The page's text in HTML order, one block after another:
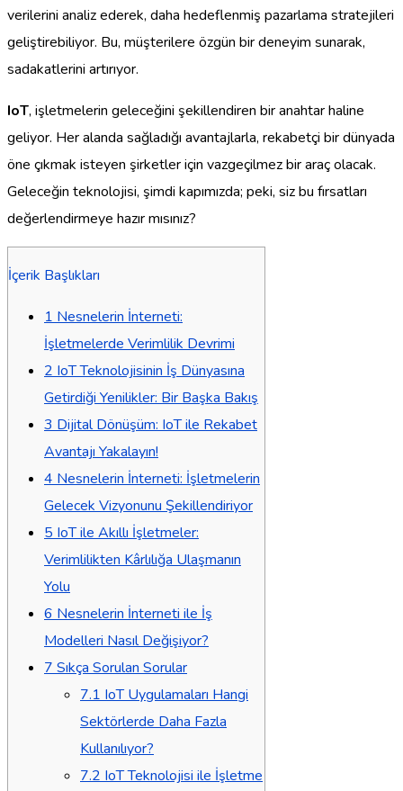
verilerini analiz ederek, daha hedeflenmiş pazarlama stratejileri
geliştirebiliyor. Bu, müşterilere özgün bir deneyim sunarak,
sadakatlerini artırıyor.
IoT, işletmelerin geleceğini şekillendiren bir anahtar haline
geliyor. Her alanda sağladığı avantajlarla, rekabetçi bir dünyada
öne çıkmak isteyen şirketler için vazgeçilmez bir araç olacak.
Geleceğin teknolojisi, şimdi kapımızda; peki, siz bu fırsatları
değerlendirmeye hazır mısınız?
İçerik Başlıkları
1 Nesnelerin İnterneti:
İşletmelerde Verimlilik Devrimi
2 IoT Teknolojisinin İş Dünyasına
Getirdiği Yenilikler: Bir Başka Bakış
3 Dijital Dönüşüm: IoT ile Rekabet
Avantajı Yakalayın!
4 Nesnelerin İnterneti: İşletmelerin
Gelecek Vizyonunu Şekillendiriyor
5 IoT ile Akıllı İşletmeler:
Verimlilikten Kârlılığa Ulaşmanın
Yolu
6 Nesnelerin İnterneti ile İş
Modelleri Nasıl Değişiyor?
7 Sıkça Sorulan Sorular
7.1 IoT Uygulamaları Hangi
Sektörlerde Daha Fazla
Kullanılıyor?
7.2 IoT Teknolojisi ile İşletme